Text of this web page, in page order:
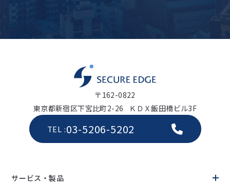
〒162-0822
東京都新宿区下宮比町2-26 ＫＤＸ飯田橋ビル3F
TEL :03-5206-5202
サービス・製品